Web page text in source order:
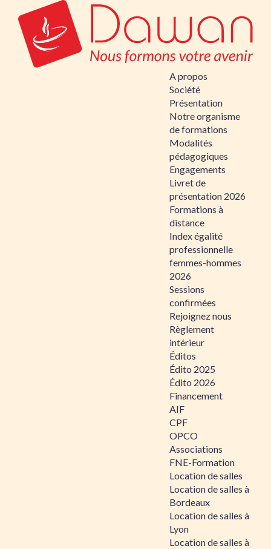
A propos
Société
Présentation
Notre organisme
de formations
Modalités
pédagogiques
Engagements
Livret de
présentation 2026
Formations à
distance
Index égalité
professionnelle
femmes-hommes
2026
Sessions
confirmées
Rejoignez nous
Règlement
intérieur
Éditos
Édito 2025
Édito 2026
Financement
AIF
CPF
OPCO
Associations
FNE-Formation
Location de salles
Location de salles à
Bordeaux
Location de salles à
Lyon
Location de salles à